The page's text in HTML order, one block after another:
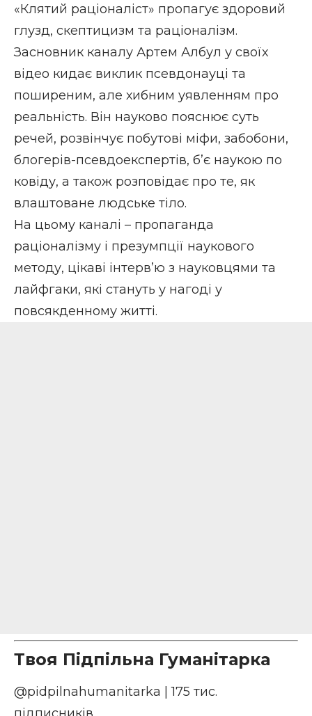
«Клятий раціоналіст» пропагує здоровий
глузд, скептицизм та раціоналізм.
Засновник каналу Артем Албул у своїх
відео кидає виклик псевдонауці та
поширеним, але хибним уявленням про
реальність. Він науково пояснює суть
речей, розвінчує побутові міфи, забобони,
блогерів-псевдоекспертів, б’є наукою по
ковіду, а також розповідає про те, як
влаштоване людське тіло.
На цьому каналі – пропаганда
раціоналізму і презумпції наукового
методу, цікаві інтерв’ю з науковцями та
лайфгаки, які стануть у нагоді у
повсякденному житті.
Твоя Підпільна Гуманітарка
@pidpilnahumanitarka | 175 тис.